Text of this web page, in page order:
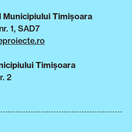
Timișoara
1, SAD7
Timișoara
2